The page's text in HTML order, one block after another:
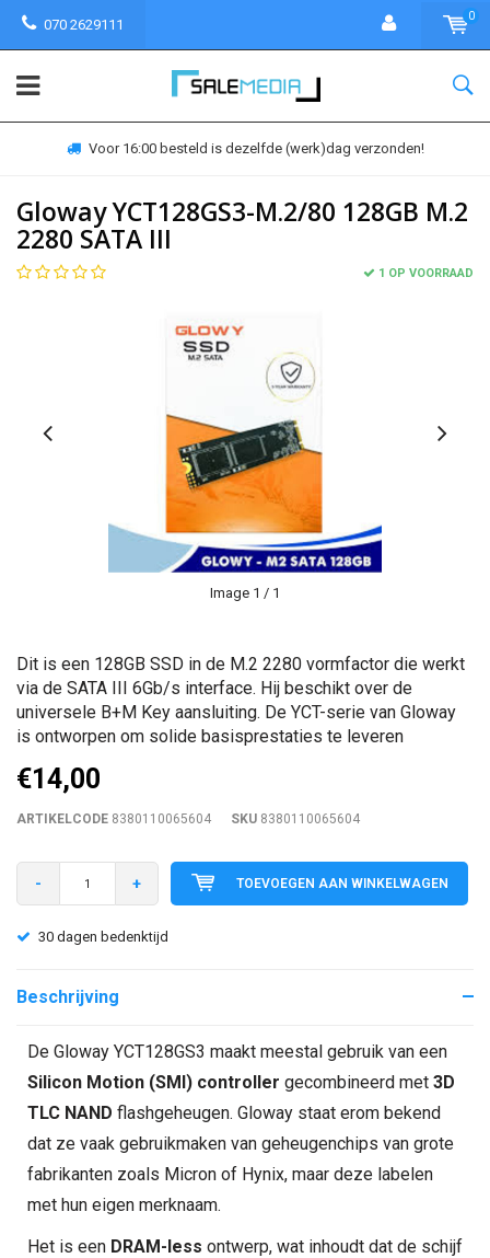
070 2629111
0
Voor 16:00 besteld is dezelfde (werk)dag verzonden!
Gloway YCT128GS3-M.2/80 128GB M.2
2280 SATA III
1 OP VOORRAAD
Image 1 / 1
Dit is een 128GB SSD in de M.2 2280 vormfactor die werkt
via de SATA III 6Gb/s interface. Hij beschikt over de
universele B+M Key aansluiting. De YCT-serie van Gloway
is ontworpen om solide basisprestaties te leveren
€14,00
ARTIKELCODE 8380110065604 SKU 8380110065604
- + TOEVOEGEN AAN WINKELWAGEN
30 dagen bedenktijd
Beschrijving
De Gloway YCT128GS3 maakt meestal gebruik van een
Silicon Motion (SMI) controller gecombineerd met 3D
TLC NAND flashgeheugen. Gloway staat erom bekend
dat ze vaak gebruikmaken van geheugenchips van grote
fabrikanten zoals Micron of Hynix, maar deze labelen
met hun eigen merknaam.
Het is een DRAM-less ontwerp, wat inhoudt dat de schijf